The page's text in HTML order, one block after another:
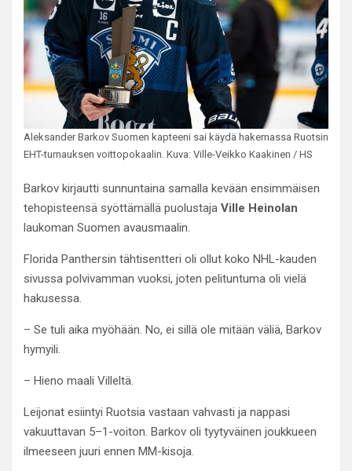
Aleksander Barkov Suomen kapteeni sai käydä hakemassa Ruotsin
EHT-turnauksen voittopokaalin. Kuva: Ville-Veikko Kaakinen / HS
Barkov kirjautti sunnuntaina samalla kevään ensimmäisen
tehopisteensä syöttämällä puolustaja Ville Heinolan
laukoman Suomen avausmaalin.
Florida Panthersin tähtisentteri oli ollut koko NHL-kauden
sivussa polvivamman vuoksi, joten pelituntuma oli vielä
hakusessa.
– Se tuli aika myöhään. No, ei sillä ole mitään väliä, Barkov
hymyili.
– Hieno maali Villeltä.
Leijonat esiintyi Ruotsia vastaan vahvasti ja nappasi
vakuuttavan 5–1-voiton. Barkov oli tyytyväinen joukkueen
ilmeeseen juuri ennen MM-kisoja.